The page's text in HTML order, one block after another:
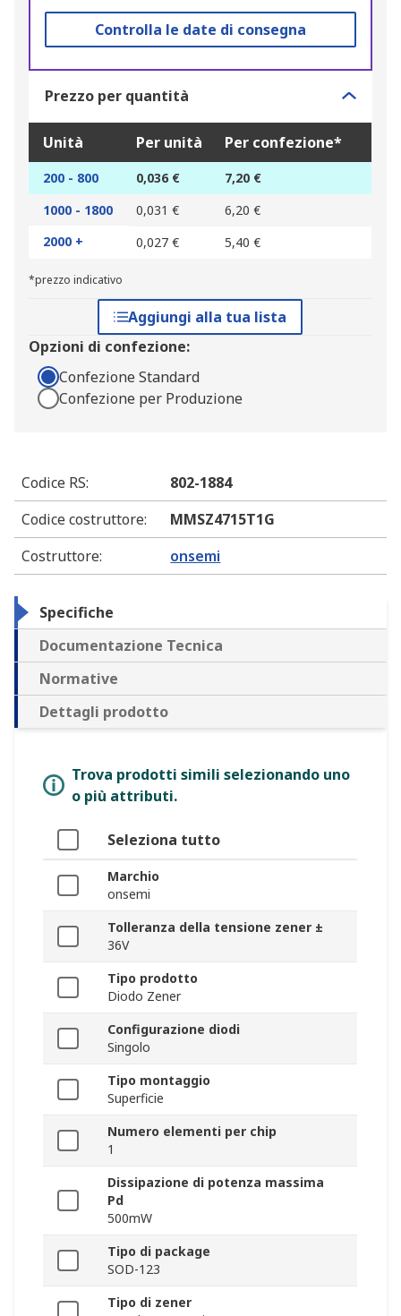
Controlla le date di consegna
Prezzo per quantità
Unità Per unità Per confezione*
200 - 800 0,036 €
7,20 €
1000 - 1800
0,031 €
6,20 €
2000 +
0,027 € 5,40 €
*prezzo indicativo
Aggiungi alla tua lista
Opzioni di confezione:
Confezione Standard
Confezione per Produzione
Codice RS:
802-1884
Codice costruttore:
MMSZ4715T1G
Costruttore: onsemi
Specifiche
Documentazione Tecnica
Normative
Dettagli prodotto
Trova prodotti simili selezionando uno
o più attributi.
Seleziona tutto
Marchio
onsemi
Tolleranza della tensione zener ±
36V
Tipo prodotto
Diodo Zener
Configurazione diodi
Singolo
Tipo montaggio
Superficie
Numero elementi per chip
1
Dissipazione di potenza massima
Pd
500mW
Tipo di package
SOD-123
Tipo di zener